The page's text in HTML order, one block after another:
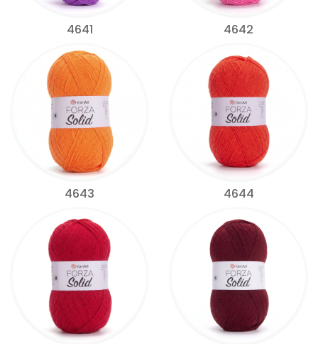
4641 4642
4643 4644